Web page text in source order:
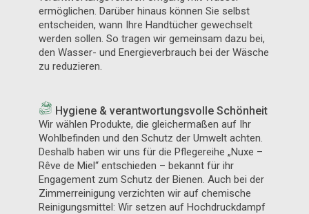
ermöglichen. Darüber hinaus können Sie selbst
entscheiden, wann Ihre Handtücher gewechselt
werden sollen. So tragen wir gemeinsam dazu bei,
den Wasser- und Energieverbrauch bei der Wäsche
zu reduzieren.
Hygiene & verantwortungsvolle Schönheit
Wir wählen Produkte, die gleichermaßen auf Ihr
Wohlbefinden und den Schutz der Umwelt achten.
Deshalb haben wir uns für die Pflegereihe „Nuxe –
Rêve de Miel“ entschieden – bekannt für ihr
Engagement zum Schutz der Bienen. Auch bei der
Zimmerreinigung verzichten wir auf chemische
Reinigungsmittel: Wir setzen auf Hochdruckdampf